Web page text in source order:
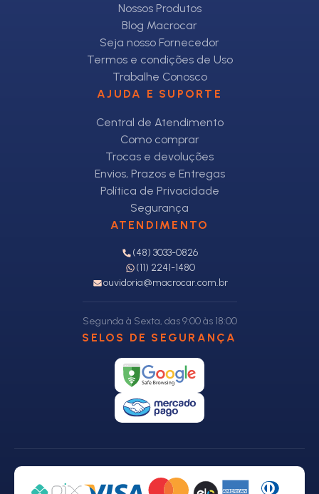
Nossos Produtos
Blog Macrocar
Seja nosso Fornecedor
Termos e condições de Uso
Trabalhe Conosco
AJUDA E SUPORTE
Central de Atendimento
Como comprar
Trocas e devoluções
Envios, Prazos e Entregas
Política de Privacidade
Segurança
ATENDIMENTO
(48) 3033-0826
(11) 2241-1480
ouvidoria@macrocar.com.br
Segunda à Sexta, das 9:00 às 18:00
SELOS DE SEGURANÇA